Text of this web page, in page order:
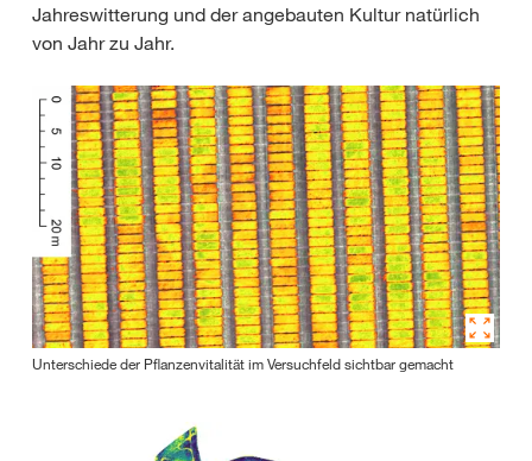
Jahreswitterung und der angebauten Kultur natürlich
von Jahr zu Jahr.
Unterschiede der Pflanzenvitalität im Versuchfeld sichtbar gemacht